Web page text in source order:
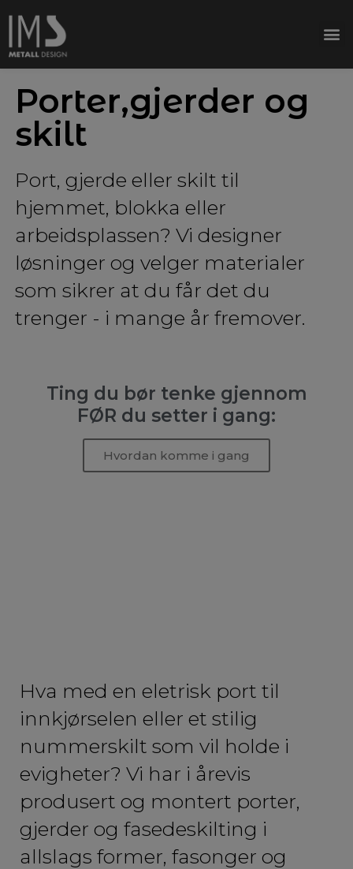
Porter,gjerder og
skilt
Port, gjerde eller skilt til
hjemmet, blokka eller
arbeidsplassen? Vi designer
løsninger og velger materialer
som sikrer at du får det du
trenger - i mange år fremover.
Ting du bør tenke gjennom
FØR du setter i gang:
Hvordan komme i gang
Hva med en eletrisk port til
innkjørselen eller et stilig
nummerskilt som vil holde i
evigheter? Vi har i årevis
produsert og montert porter,
gjerder og fasedeskilting i
allslags former, fasonger og